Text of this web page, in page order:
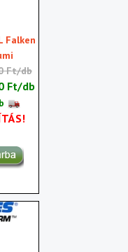
Falken
Ft/db
Ft/db